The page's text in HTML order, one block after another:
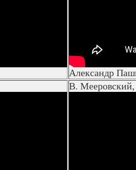
Александр
В. Мееровский,